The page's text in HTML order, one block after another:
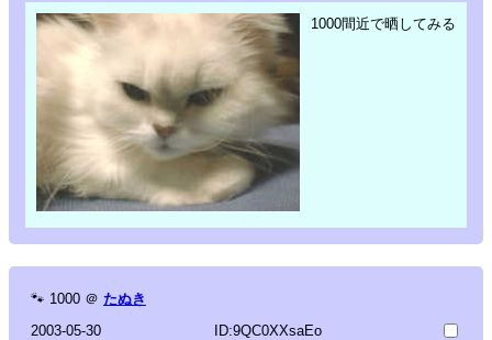
1000間近で晒してみる
🐾 1000 ＠ たぬき
2003-05-30
ID:9QC0XXsaEo